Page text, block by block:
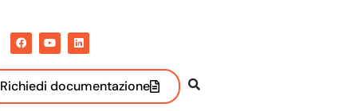
Richiedi documentazione